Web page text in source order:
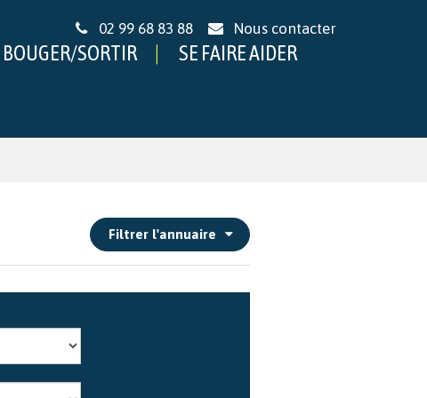
02 99 68 83 88 Nous contacter
BOUGER/SORTIR
SE FAIRE AIDER
Filtrer l'annuaire